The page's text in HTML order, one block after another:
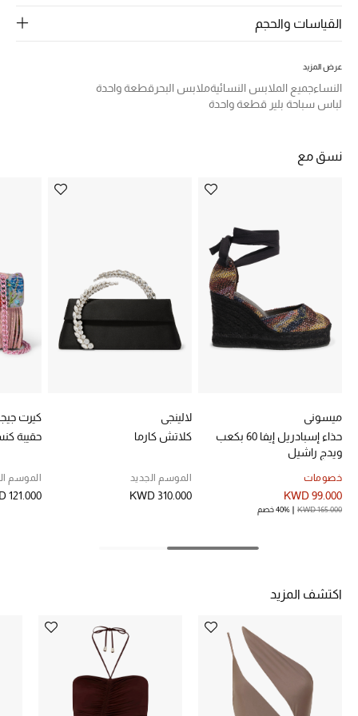
المجوهرات
نسوقوا أحدث ما وصلنا
النساء
عرض جميع المنتجات
ما وصلنا حديثاً
الموسم الجديد
ركن أناقة المنتجعات
الملابس الرياضية النسائية
القياسات والحجم
عرض المزيد
النساءجميع الملابس النسائيةملابس البحر قطعة واحدة
لباس سباحة بلير قطعة واحدة
نسق مع
ميسوني
حذاء إسبادريل إيفا 60 بكعب
ويدج راشيل
خصومات
KWD 99.000
KWD 165.000 40% خصم
لالينجي
كلاتش كارما
الموسم الجديد
KWD 310.000
كيرت
حقيبة
الموسم
121.000
اكتشف المزيد